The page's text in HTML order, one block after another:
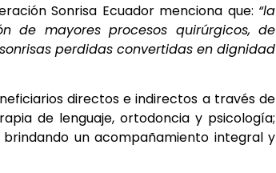
Sonrisa Ecuador menciona que: “la
de mayores procesos quirúrgicos, de
perdidas convertidas en dignidad
directos e indirectos a través de
de lenguaje, ortodoncia y psicología;
un acompañamiento integral y